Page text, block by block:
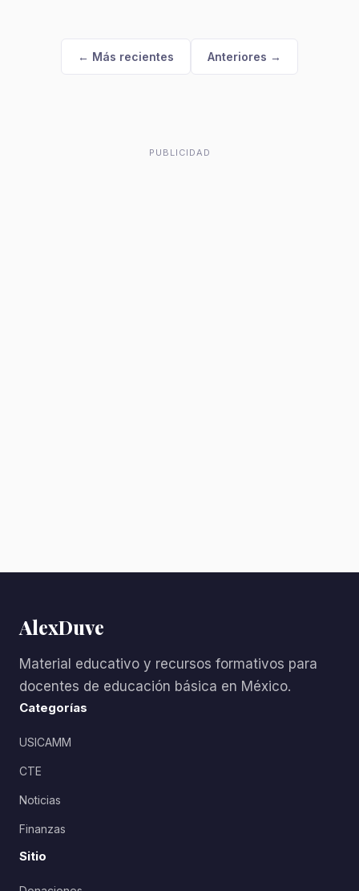
← Más recientes Anteriores →
PUBLICIDAD
AlexDuve
Material educativo y recursos formativos para
docentes de educación básica en México.
Categorías
USICAMM
CTE
Noticias
Finanzas
Sitio